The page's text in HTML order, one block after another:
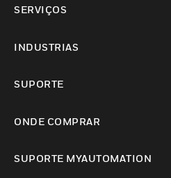
SERVIÇOS
INDUSTRIAS
SUPORTE
ONDE COMPRAR
SUPORTE MYAUTOMATION